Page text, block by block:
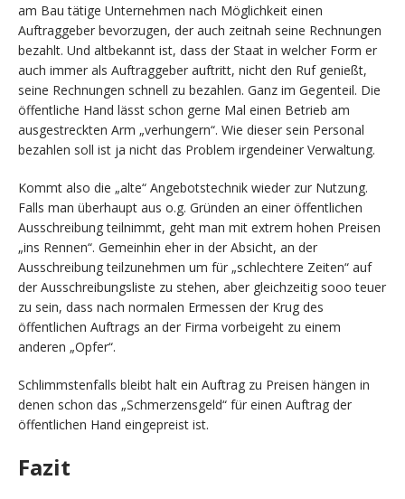
am Bau tätige Unternehmen nach Möglichkeit einen
Auftraggeber bevorzugen, der auch zeitnah seine Rechnungen
bezahlt. Und altbekannt ist, dass der Staat in welcher Form er
auch immer als Auftraggeber auftritt, nicht den Ruf genießt,
seine Rechnungen schnell zu bezahlen. Ganz im Gegenteil. Die
öffentliche Hand lässt schon gerne Mal einen Betrieb am
ausgestreckten Arm „verhungern“. Wie dieser sein Personal
bezahlen soll ist ja nicht das Problem irgendeiner Verwaltung.
Kommt also die „alte“ Angebotstechnik wieder zur Nutzung.
Falls man überhaupt aus o.g. Gründen an einer öffentlichen
Ausschreibung teilnimmt, geht man mit extrem hohen Preisen
„ins Rennen“. Gemeinhin eher in der Absicht, an der
Ausschreibung teilzunehmen um für „schlechtere Zeiten“ auf
der Ausschreibungsliste zu stehen, aber gleichzeitig sooo teuer
zu sein, dass nach normalen Ermessen der Krug des
öffentlichen Auftrags an der Firma vorbeigeht zu einem
anderen „Opfer“.
Schlimmstenfalls bleibt halt ein Auftrag zu Preisen hängen in
denen schon das „Schmerzensgeld“ für einen Auftrag der
öffentlichen Hand eingepreist ist.
Fazit